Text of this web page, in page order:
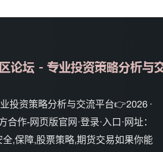
投资策略分析与交流平台👉2026 ·
合作-网页版官网·登录·入口·网址：
,保障,股票策略,期货交易如果你能